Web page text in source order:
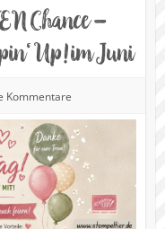
Chance –
Up! im Juni
Kommentare